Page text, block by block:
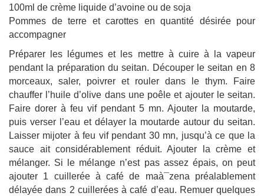
100ml de crème liquide d’avoine ou de soja
Pommes de terre et carottes en quantité désirée pour
accompagner
Préparer les légumes et les mettre à cuire à la vapeur
pendant la préparation du seitan. Découper le seitan en 8
morceaux, saler, poivrer et rouler dans le thym. Faire
chauffer l’huile d’olive dans une poêle et ajouter le seitan.
Faire dorer à feu vif pendant 5 mn. Ajouter la moutarde,
puis verser l’eau et délayer la moutarde autour du seitan.
Laisser mijoter à feu vif pendant 30 mn, jusqu’à ce que la
sauce ait considérablement réduit. Ajouter la crème et
mélanger. Si le mélange n’est pas assez épais, on peut
ajouter 1 cuillerée à café de maà¯zena préalablement
délayée dans 2 cuillerées à café d’eau. Remuer quelques